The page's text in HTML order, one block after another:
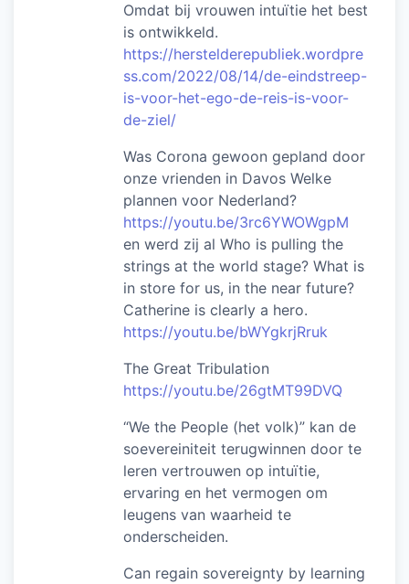
Omdat bij vrouwen intuïtie het best
is ontwikkeld.
https://herstelderepubliek.wordpre
ss.com/2022/08/14/de-eindstreep-
is-voor-het-ego-de-reis-is-voor-
de-ziel/
Was Corona gewoon gepland door
onze vrienden in Davos Welke
plannen voor Nederland?
https://youtu.be/3rc6YWOWgpM
en werd zij al Who is pulling the
strings at the world stage? What is
in store for us, in the near future?
Catherine is clearly a hero.
https://youtu.be/bWYgkrjRruk
The Great Tribulation
https://youtu.be/26gtMT99DVQ
“We the People (het volk)” kan de
soevereiniteit terugwinnen door te
leren vertrouwen op intuïtie,
ervaring en het vermogen om
leugens van waarheid te
onderscheiden.
Can regain sovereignty by learning